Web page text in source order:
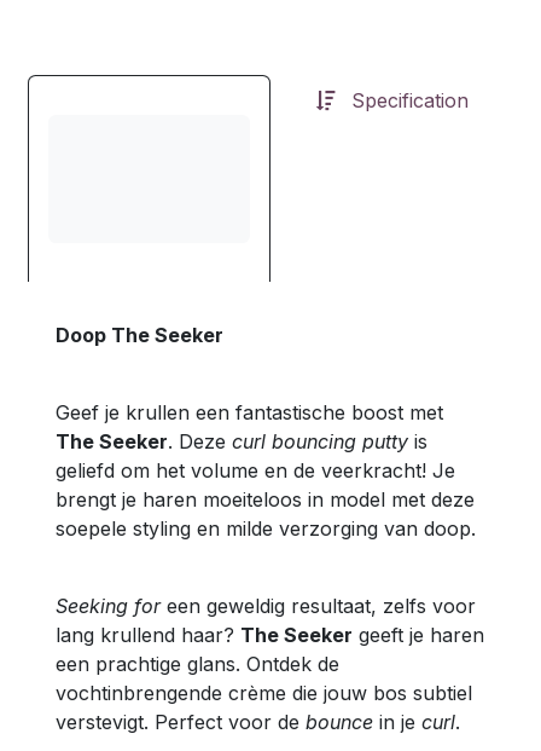
Specification
Doop The Seeker
Geef je krullen een fantastische boost met
The Seeker. Deze curl bouncing putty is
geliefd om het volume en de veerkracht! Je
brengt je haren moeiteloos in model met deze
soepele styling en milde verzorging van doop.
Seeking foreen geweldig resultaat, zelfs voor
lang krullend haar? The Seeker geeft je haren
een prachtige glans. Ontdek de
vochtinbrengende crème die jouw bos subtiel
verstevigt. Perfect voor de bounce in je curl.